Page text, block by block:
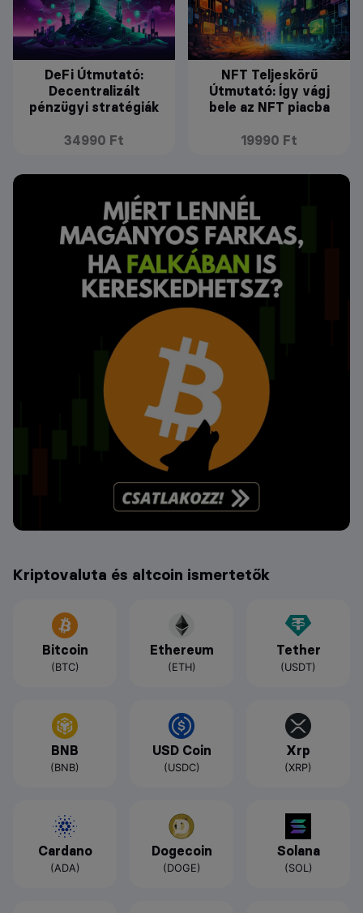
DeFi Útmutató:
Decentralizált
pénzügyi stratégiák
34990 Ft
NFT Teljeskörű
Útmutató: Így vágj
bele az NFT piacba
19990 Ft
Kriptovaluta és altcoin ismertetők
Bitcoin
(BTC)
Ethereum
(ETH)
Tether
(USDT)
BNB
(BNB)
USD Coin
(USDC)
Xrp
(XRP)
Cardano
(ADA)
Dogecoin
(DOGE)
Solana
(SOL)